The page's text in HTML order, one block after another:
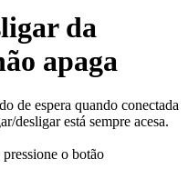
da
apaga
de espera quando conectada
desligar está sempre acesa.
o botão